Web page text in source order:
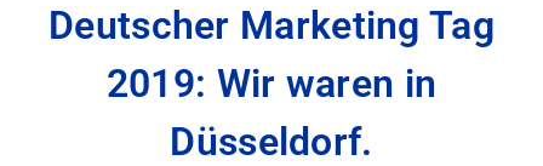
Deutscher Marketing Tag
2019: Wir waren in
Düsseldorf.